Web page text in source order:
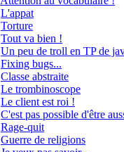
L'appat
Torture
Tout va bien !
Un peu de troll en TP de
Fixing bugs...
Classe abstraite
Le trombinoscope
Le client est roi !
C'est pas possible d'être
Rage-quit
Guerre de religions